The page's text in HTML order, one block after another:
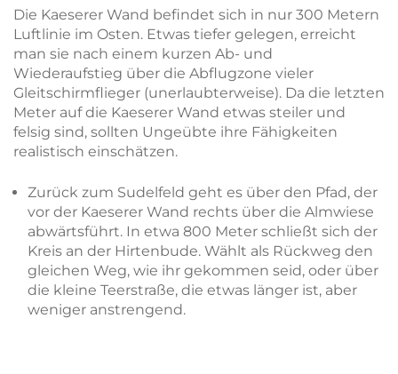
Die Kaeserer Wand befindet sich in nur 300 Metern
Luftlinie im Osten. Etwas tiefer gelegen, erreicht
man sie nach einem kurzen Ab- und
Wiederaufstieg über die Abflugzone vieler
Gleitschirmflieger (unerlaubterweise). Da die letzten
Meter auf die Kaeserer Wand etwas steiler und
felsig sind, sollten Ungeübte ihre Fähigkeiten
realistisch einschätzen.
Zurück zum Sudelfeld geht es über den Pfad, der
vor der Kaeserer Wand rechts über die Almwiese
abwärtsführt. In etwa 800 Meter schließt sich der
Kreis an der Hirtenbude. Wählt als Rückweg den
gleichen Weg, wie ihr gekommen seid, oder über
die kleine Teerstraße, die etwas länger ist, aber
weniger anstrengend.